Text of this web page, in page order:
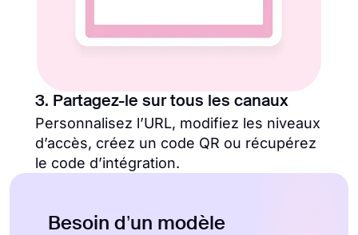
3. Partagez-le sur tous les canaux
Personnalisez l’URL, modifiez les niveaux
d’accès, créez un code QR ou récupérez
le code d’intégration.
Besoin d’un modèle